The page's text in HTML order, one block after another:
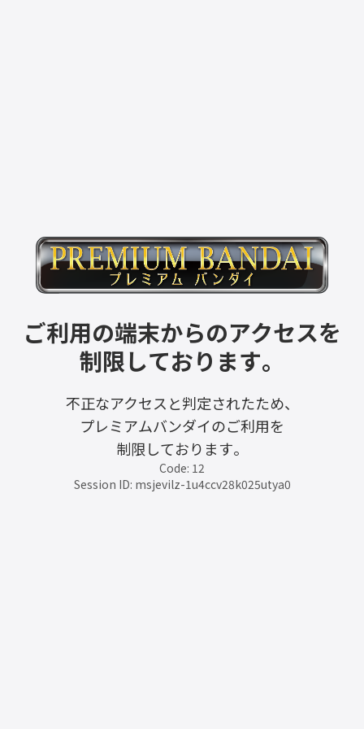
ご利用の端末からのアクセスを
制限しております。
不正なアクセスと判定されたため、
プレミアムバンダイのご利用を
制限しております。
Code: 12
Session ID: msjevilz-1u4ccv28k025utya0